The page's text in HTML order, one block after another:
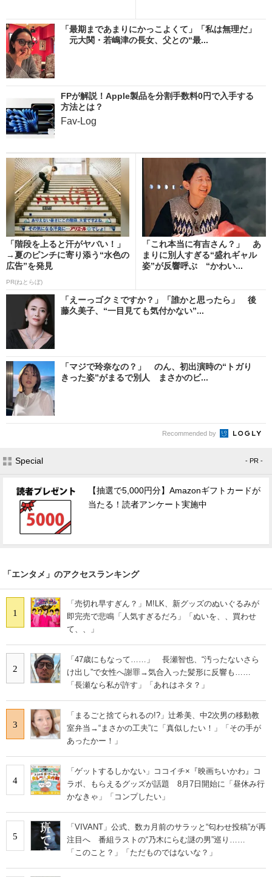
「最期まであまりにかっこよくて」「私は無理だ」
元大関・若嶋津の長女、父との“最...
FPが解説！Apple製品を分割手数料0円で入手する
方法とは？
Fav-Log
「階段を上ると汗がヤバい！」
→夏のピンチに寄り添う“水色の
広告”を発見
PR(ねとらぼ)
「これ本当に有吉さん？」 あ
まりに別人すぎる“盛れギャル
姿”が反響呼ぶ “かわい...
「えーっゴクミですか？」「誰かと思ったら」 後
藤久美子、“一目見ても気付かない”...
「マジで玲奈なの？」 のん、初出演時の“トガり
きった姿”がまるで別人 まさかのビ...
Recommended by
Special - PR -
【抽選で5,000円分】Amazonギフトカードが
当たる！読者アンケート実施中
「エンタメ」のアクセスランキング
1
「売切れ早すぎん？」M!LK、新グッズのぬいぐるみが
即完売で悲鳴「人気すぎるだろ」「ぬいを、、買わせ
て、、」
2
「47歳にもなって……」 長瀬智也、“汚ったないさら
け出し”で女性へ謝罪→気合入った髪形に反響も……
「長瀬なら私が許す」「あれはネタ？」
3
「まるごと捨てられるの!?」辻希美、中2次男の移動教
室弁当→“まさかの工夫”に「真似したい！」「その手が
あったかー！」
4
「ゲットするしかない」ココイチ×『映画ちいかわ』コ
ラボ、もらえるグッズが話題 8月7日開始に「昼休み行
かなきゃ」「コンプしたい」
5
「VIVANT」公式、数カ月前のサラッと“匂わせ投稿”が再
注目へ 番組ラストの“乃木にらむ謎の男”巡り……
「このこと？」「ただものではないな？」